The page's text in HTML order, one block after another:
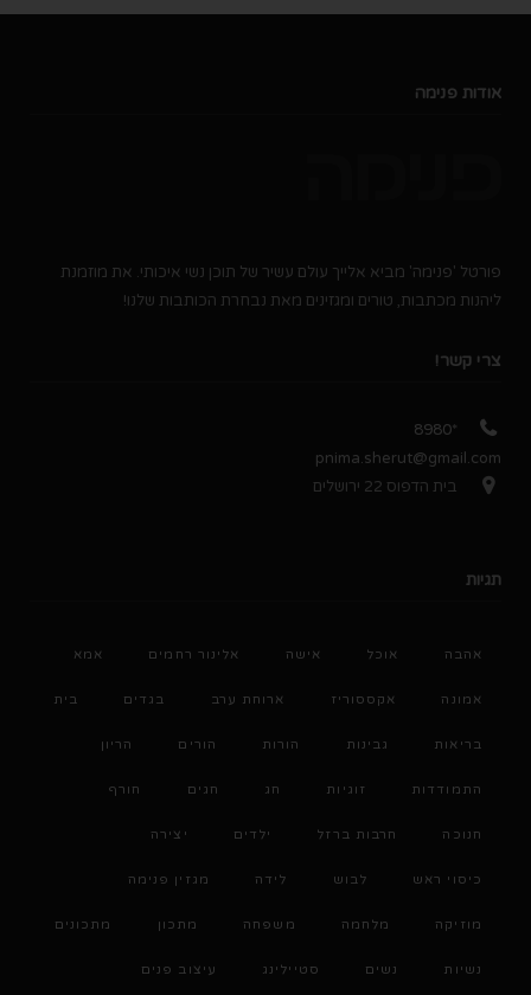
אודות פנימה
פורטל 'פנימה' מביא אלייך עולם עשיר של תוכן נשי איכותי. את מוזמנת
ליהנות מכתבות, טורים ומגזינים מאת נבחרת הכותבות שלנו!
צרי קשר!
*8980
pnima.sherut@gmail.com
בית הדפוס 22 ירושלים
תגיות
אהבה אוכל אישה אלינור רחמים אמא
אמונה אקססוריז ארוחת ערב בגדים בית
בריאות גבינות הורות הורים הריון
התמודדות זוגיות חג חגים חורף
חנוכה חרבות ברזל ילדים יצירה
כיסוי ראש לבוש לידה מגזין פנימה
מוזיקה מלחמה משפחה מתכון מתכונים
נשיות נשים סטיילינג עיצוב פנים